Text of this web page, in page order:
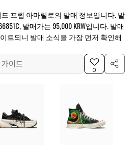
프렙 아마릴로의 발매 정보입니다. 발
발매가는 95,000 KRW입니다. 발매
트되니 발매 소식을 가장 먼저 확인해
이드
0